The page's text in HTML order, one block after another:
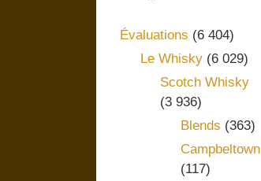
Évaluations (6 404)
Le Whisky(6 029)
Scotch Whisky
(3 936)
Blends (363)
Campbeltown
(117)